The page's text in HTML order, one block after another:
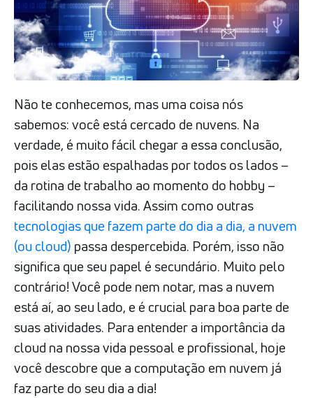
Não te conhecemos, mas uma coisa nós
sabemos: você está cercado de nuvens. Na
verdade, é muito fácil chegar a essa conclusão,
pois elas estão espalhadas por todos os lados –
da rotina de trabalho ao momento do hobby –
facilitando nossa vida. Assim como outras
tecnologias que fazem parte do dia a dia, a nuvem
(ou cloud) passa despercebida. Porém, isso não
significa que seu papel é secundário. Muito pelo
contrário! Você pode nem notar, mas a nuvem
está aí, ao seu lado, e é crucial para boa parte de
suas atividades. Para entender a importância da
cloud na nossa vida pessoal e profissional, hoje
você descobre que a computação em nuvem já
faz parte do seu dia a dia!